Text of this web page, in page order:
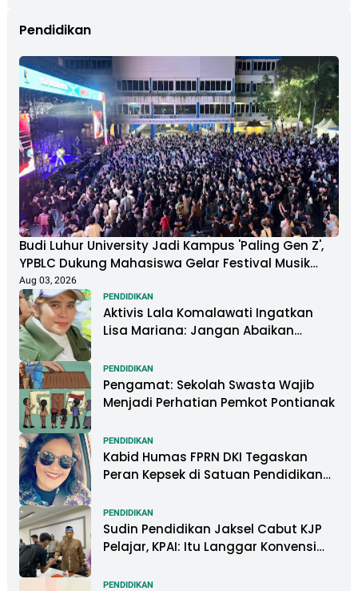
Pendidikan
Budi Luhur University Jadi Kampus 'Paling Gen Z',
YPBLC Dukung Mahasiswa Gelar Festival Musik
Berkapasitas Ribuan Penonton
Aug 03, 2026
PENDIDIKAN
Aktivis Lala Komalawati Ingatkan
Lisa Mariana: Jangan Abaikan
DNA
PENDIDIKAN
Pengamat: Sekolah Swasta Wajib
Menjadi Perhatian Pemkot Pontianak
PENDIDIKAN
Kabid Humas FPRN DKI Tegaskan
Peran Kepsek di Satuan Pendidikan
PENDIDIKAN
Sudin Pendidikan Jaksel Cabut KJP
Pelajar, KPAI: Itu Langgar Konvensi
PENDIDIKAN